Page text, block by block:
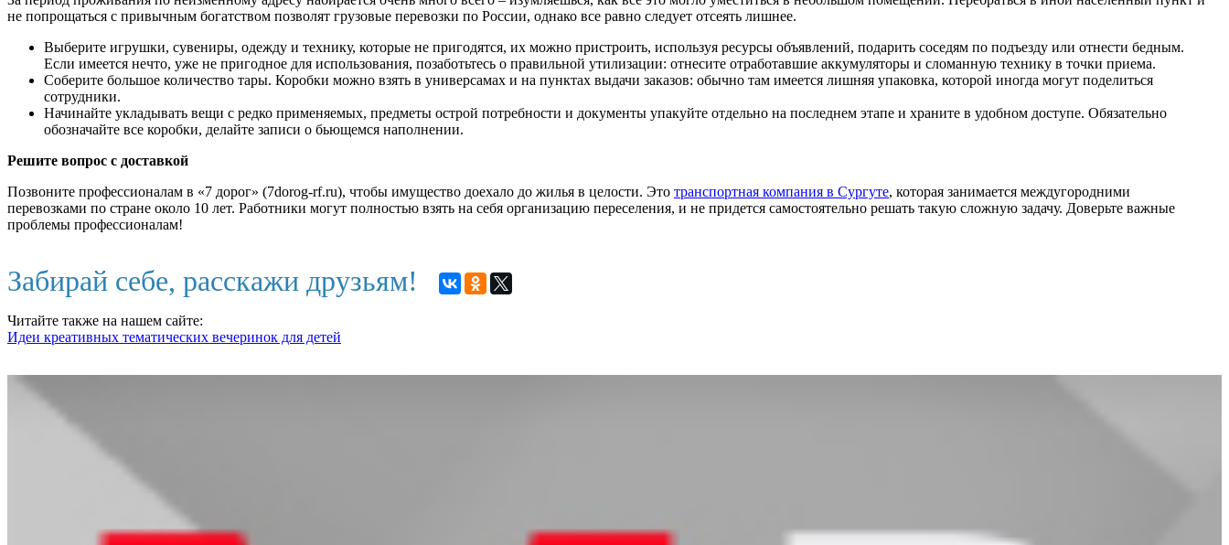
не попрощаться с привычным богатством позволят грузовые перевозки по России, однако все равно следует отсеять лишнее.
Выберите игрушки, сувениры, одежду и технику, которые не пригодятся, их можно пристроить, используя ресурсы объявлений, подарить соседям по подъезду или отнести бедным.
Если имеется нечто, уже не пригодное для использования, позаботьтесь о правильной утилизации: отнесите отработавшие аккумуляторы и сломанную технику в точки приема.
Соберите большое количество тары. Коробки можно взять в универсамах и на пунктах выдачи заказов: обычно там имеется лишняя упаковка, которой иногда могут поделиться
сотрудники.
Начинайте укладывать вещи с редко применяемых, предметы острой потребности и документы упакуйте отдельно на последнем этапе и храните в удобном доступе. Обязательно
обозначайте все коробки, делайте записи о бьющемся наполнении.
Решите вопрос с доставкой
Позвоните профессионалам в «7 дорог» (7dorog-rf.ru), чтобы имущество доехало до жилья в целости. Это транспортная компания в Сургуте, которая занимается междугородними
перевозками по стране около 10 лет. Работники могут полностью взять на себя организацию переселения, и не придется самостоятельно решать такую сложную задачу. Доверьте важные
проблемы профессионалам!
Забирай себе, расскажи друзьям!
Читайте также на нашем сайте:
Идеи креативных тематических вечеринок для детей